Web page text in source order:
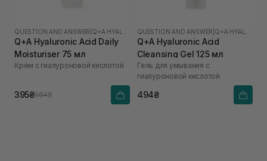
QUESTION AND ANSWER
Q+A Hyaluronic Acid Daily
Moisturiser 75 мл
Крем с гиалуроновой кислотой
395₴564₴
QUESTION AND ANSWER
Q+A Hyaluronic Acid
Cleansing Gel 125 мл
Гель для умывания с
гиалуроновой кислотой
494₴